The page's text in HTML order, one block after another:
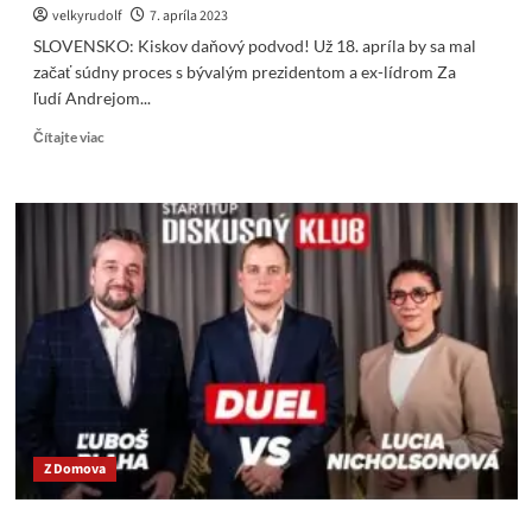
velkyrudolf
7. apríla 2023
SLOVENSKO: Kiskov daňový podvod! Už 18. apríla by sa mal
začať súdny proces s bývalým prezidentom a ex-lídrom Za
ľudí Andrejom...
Čítajte viacRead
Daniš
stíhaní
daňového
podvodníka
Kisku:
Dôkazy
sú
silné
Z Domova